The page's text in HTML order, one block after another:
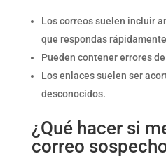
Los correos suelen incluir
que respondas
Pueden contener errores
Los enlaces suelen ser
desconocidos.
¿Qué hacer si
correo